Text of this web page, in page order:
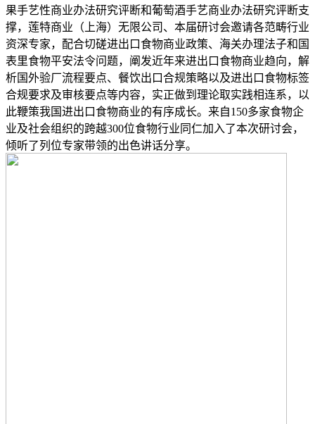
果手艺性商业办法研究评断和葡萄酒手艺商业办法研究评断支
撑，莲特商业（上海）无限公司、本届研讨会邀请各范畴行业
资深专家，配合切磋进出口食物商业政策、海关办理法子和国
表里食物平安法令问题，阐发近年来进出口食物商业趋向，解
析国外验厂流程要点、餐饮出口合规策略以及进出口食物标签
合规要求及审核要点等内容，实正做到理论取实践相连系，以
此鞭策我国进出口食物商业的有序成长。来自150多家食物企
业及社会组织的跨越300位食物行业同仁加入了本次研讨会，
倾听了列位专家带领的出色讲话分享。